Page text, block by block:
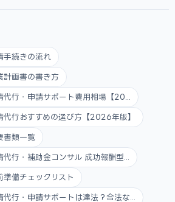
手続きの流れ
計画書の書き方
行・申請サポート費用相場【20...
代行おすすめの選び方【2026年版】
書類一覧
行・補助金コンサル 成功報酬型...
準備チェックリスト
行・申請サポートは違法？合法な...